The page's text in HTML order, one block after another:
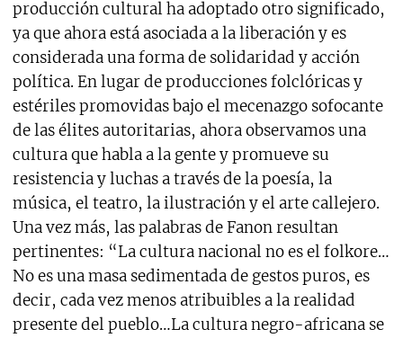
producción cultural ha adoptado otro significado,
ya que ahora está asociada a la liberación y es
considerada una forma de solidaridad y acción
política. En lugar de producciones folclóricas y
estériles promovidas bajo el mecenazgo sofocante
de las élites autoritarias, ahora observamos una
cultura que habla a la gente y promueve su
resistencia y luchas a través de la poesía, la
música, el teatro, la ilustración y el arte callejero.
Una vez más, las palabras de Fanon resultan
pertinentes: “La cultura nacional no es el folkore…
No es una masa sedimentada de gestos puros, es
decir, cada vez menos atribuibles a la realidad
presente del pueblo…La cultura negro-africana se